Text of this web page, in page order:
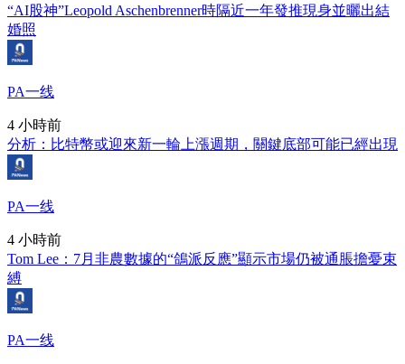
“AI股神”Leopold Aschenbrenner時隔近一年發推現身並曬出結
婚照
PA一线
4 小時前
分析：比特幣或迎來新一輪上漲週期，關鍵底部可能已經出現
PA一线
4 小時前
Tom Lee：7月非農數據的“鴿派反應”顯示市場仍被通脹擔憂束
縛
PA一线